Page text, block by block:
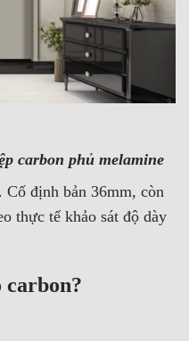
carbon phủ melamine
Cố định bản 36mm, còn
thực tế khảo sát độ dày
carbon?